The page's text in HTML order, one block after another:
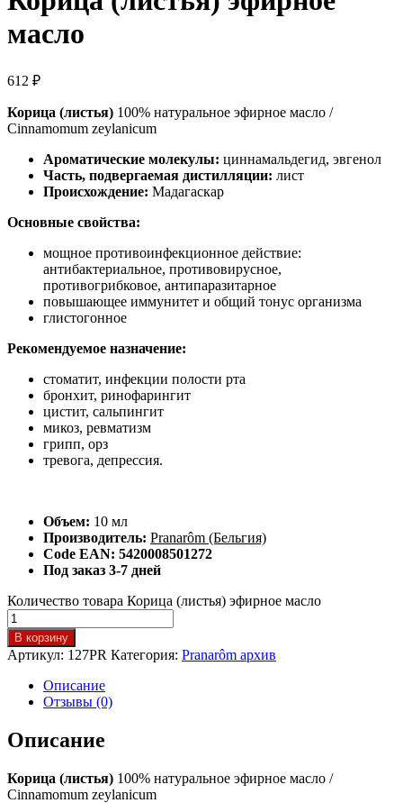
масло
612 ₽
Корица (листья) 100% натуральное эфирное масло /
Cinnamomum zeylanicum
Ароматические молекулы: циннамальдегид, эвгенол
Часть, подвергаемая дистилляции: лист
Происхождение: Мадагаскар
Основные свойства:
мощное противоинфекционное действие:
антибактериальное, противовирусное,
противогрибковое, антипаразитарное
повышающее иммунитет и общий тонус организма
глистогонное
Рекомендуемое назначение:
стоматит, инфекции полости рта
бронхит, ринофарингит
цистит, сальпингит
микоз, ревматизм
грипп, орз
тревога, депрессия.
Объем: 10 мл
Производитель: Pranarôm (Бельгия)
Code EAN: 5420008501272
Под заказ 3-7 дней
Количество товара Корица (листья) эфирное масло
В корзину
Артикул: 127PR Категория: Pranarôm архив
Описание
Отзывы (0)
Описание
Корица (листья) 100% натуральное эфирное масло /
Cinnamomum zeylanicum